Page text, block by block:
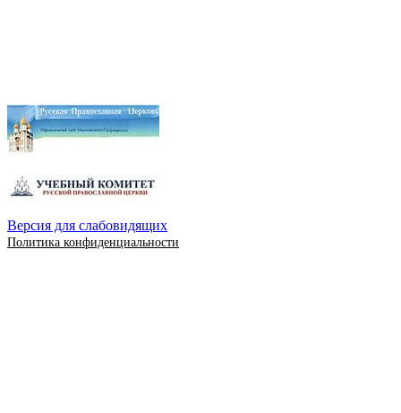
Версия для слабовидящих
Политика конфиденциальности